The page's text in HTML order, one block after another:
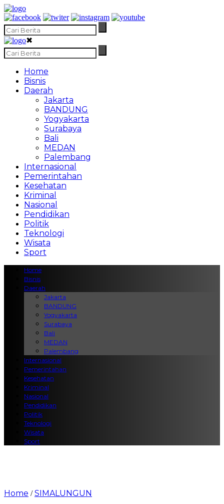
✖
Home
Bisnis
Daerah
Jakarta
BANDUNG
Yogyakarta
Surabaya
Bali
MEDAN
Palembang
Internasional
Pemerintahan
Kesehatan
Kriminal
Nasional
Pendidikan
Politik
Teknologi
Wisata
Sport
Home
Bisnis
Daerah
Jakarta
BANDUNG
Yogyakarta
Surabaya
Bali
MEDAN
Palembang
Internasional
Pemerintahan
Kesehatan
Kriminal
Nasional
Pendidikan
Politik
Teknologi
Wisata
Sport
Home /SIMALUNGUN